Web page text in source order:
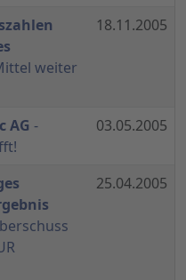
weiter
18.11.2005
AG -
03.05.2005
25.04.2005